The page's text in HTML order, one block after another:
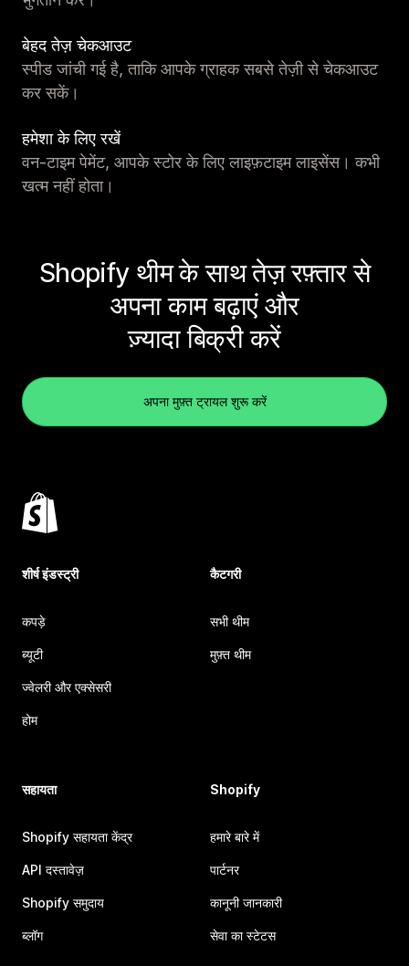
बेहद तेज़ चेकआउट
स्पीड जांची गई है, ताकि आपके ग्राहक सबसे तेज़ी से चेकआउट
कर सकें।
हमेशा के लिए रखें
वन-टाइम पेमेंट, आपके स्टोर के लिए लाइफ़टाइम लाइसेंस। कभी
खत्म नहीं होता।
Shopify थीम के साथ तेज़ रफ़्तार से
अपना काम बढ़ाएं और
ज़्यादा बिक्री करें
अपना मुफ़्त ट्रायल शुरू करें
शीर्ष इंडस्ट्री
कपड़े
ब्यूटी
ज्वेलरी और एक्सेसरी
होम
कैटगरी
सभी थीम
मुफ़्त थीम
सहायता
Shopify सहायता केंद्र
API दस्तावेज़
Shopify समुदाय
ब्लॉग
Shopify
हमारे बारे में
पार्टनर
कानूनी जानकारी
सेवा का स्टेटस